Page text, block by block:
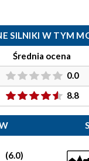
SILNIKI W TYM
Średnia ocena
0.0
8.8
(6.0)